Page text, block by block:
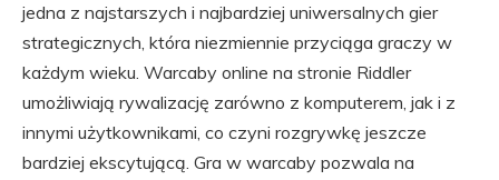
jedna z najstarszych i najbardziej uniwersalnych gier
strategicznych, która niezmiennie przyciąga graczy w
każdym wieku. Warcaby online na stronie Riddler
umożliwiają rywalizację zarówno z komputerem, jak i z
innymi użytkownikami, co czyni rozgrywkę jeszcze
bardziej ekscytującą. Gra w warcaby pozwala na